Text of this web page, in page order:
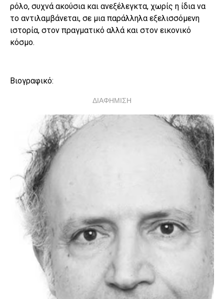
ρόλο, συχνά ακούσια και ανεξέλεγκτα, χωρίς η ίδια να
το αντιλαμβάνεται, σε μια παράλληλα εξελισσόμενη
ιστορία, στον πραγματικό αλλά και στον εικονικό
κόσμο.
Βιογραφικό:
ΔΙΑΦΗΜΙΣΗ